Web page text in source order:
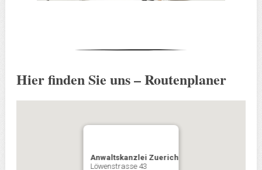
Hier finden Sie uns – Routenplaner
Anwaltskanzlei Zuerich
Löwenstrasse 43